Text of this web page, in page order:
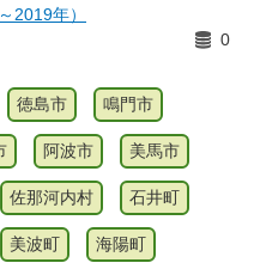
2019年）
0
徳島市 鳴門市
阿波市 美馬市
佐那河内村 石井町
美波町 海陽町